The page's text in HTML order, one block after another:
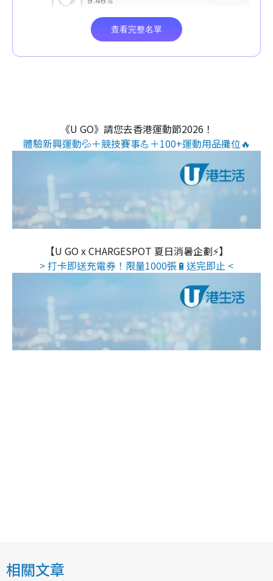
《U GO》請您去香港運動節2026！
體驗新興運動💦＋競技賽事💪＋100+運動用品攤位🔥
【U GO x CHARGESPOT 夏日消暑企劃⚡】
> 打卡即送充電券！限量1000張🔋送完即止 <
相關文章